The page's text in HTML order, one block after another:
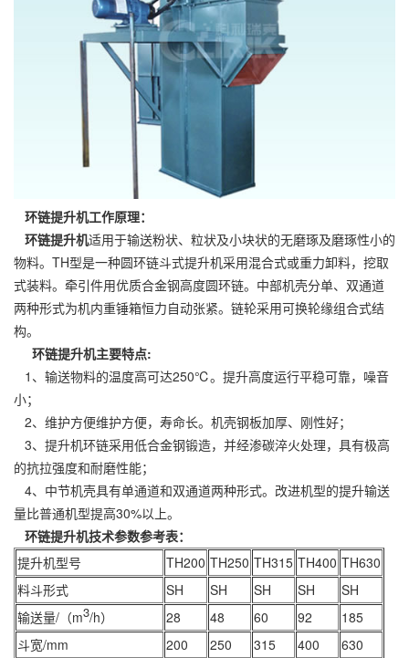
环链提升机工作原理：
环链提升机适用于输送粉状、粒状及小块状的无磨琢及磨琢性小的
物料。TH型是一种圆环链斗式提升机采用混合式或重力卸料，挖取
式装料。牵引件用优质合金钢高度圆环链。中部机壳分单、双通道
两种形式为机内重锤箱恒力自动张紧。链轮采用可换轮缘组合式结
构。
环链提升机主要特点:
1、输送物料的温度高可达250℃。提升高度运行平稳可靠，噪音
小；
2、维护方便维护方便，寿命长。机壳钢板加厚、刚性好；
3、提升机环链采用低合金钢锻造，并经渗碳淬火处理，具有极高
的抗拉强度和耐磨性能；
4、中节机壳具有单通道和双通道两种形式。改进机型的提升输送
量比普通机型提高30%以上。
环链提升机技术参数参考表：
提升机型号
TH200 TH250 TH315 TH400 TH630
料斗形式
SH SH SH SH
SH
输送量/（m3/h） 28 48 60 92
185
斗宽/mm
200 250 315 400
630